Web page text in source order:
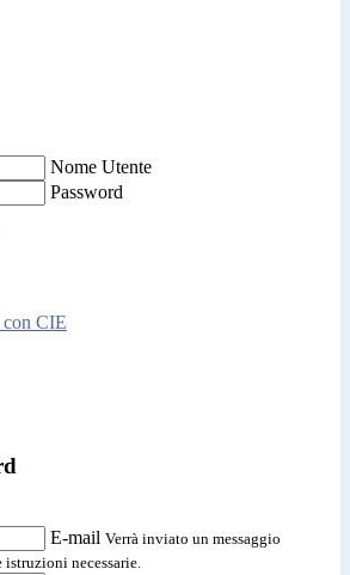
Nome Utente
Password
con CIE
E-mail Verrà inviato un messaggio
necessarie.